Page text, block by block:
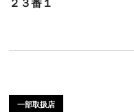
２３番１
一部取扱店